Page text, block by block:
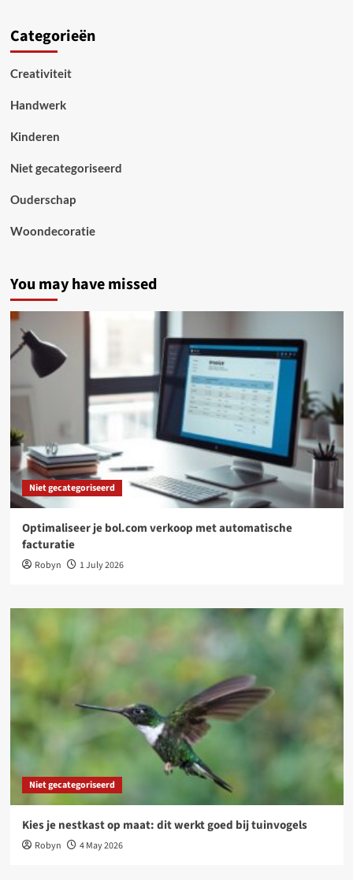
Categorieën
Creativiteit
Handwerk
Kinderen
Niet gecategoriseerd
Ouderschap
Woondecoratie
You may have missed
Niet gecategoriseerd
Optimaliseer je bol.com verkoop met automatische
facturatie
Robyn 1 July 2026
Niet gecategoriseerd
Kies je nestkast op maat: dit werkt goed bij tuinvogels
Robyn 4 May 2026